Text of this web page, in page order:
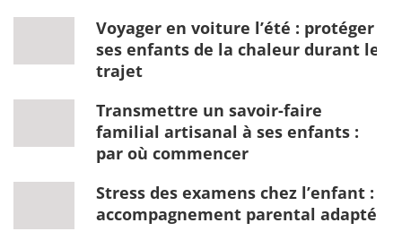
Voyager en voiture l’été : protéger
ses enfants de la chaleur durant le
trajet
Transmettre un savoir-faire
familial artisanal à ses enfants :
par où commencer
Stress des examens chez l’enfant :
accompagnement parental adapté